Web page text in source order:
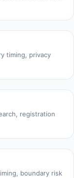
timing, privacy
registration
boundary risk